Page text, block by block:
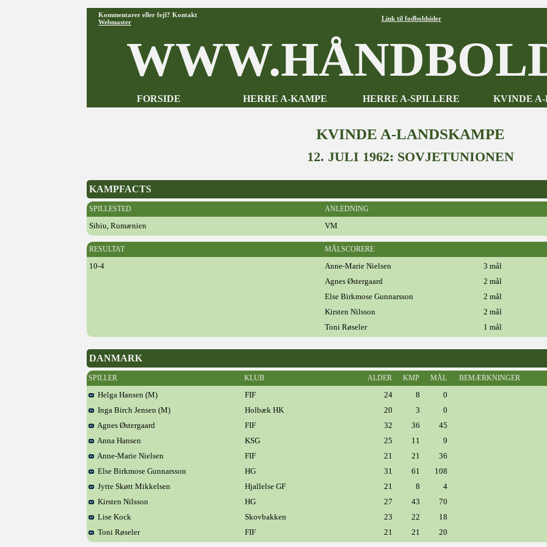
Kommentarer eller fejl? Kontakt
Webmaster
Link til fodboldsider
FORSIDE HERRE A-KAMPE HERRE A-SPILLERE KVINDE
KVINDE A-LANDSKAMPE
12. JULI 1962: SOVJETUNIONEN
KAMPFACTS
SPILLESTED ANLEDNING
Sibiu, Rumænien VM
RESULTAT MÅLSCORERE
10-4 Anne-Marie Nielsen
3 mål
Agnes Østergaard
2 mål
Else Birkmose Gunnarsson
2 mål
Kirsten Nilsson
2 mål
Toni Røseler
1 mål
DANMARK
SPILLER KLUB ALDER KMP MÅL BEMÆRKNINGER
Helga Hansen (M) FIF 24 8
0
Inga Birch Jensen (M)
Holbæk HK 20 3
0
Agnes Østergaard
FIF 32 36
45
Anna Hansen
KSG 25 11
9
Anne-Marie Nielsen
FIF 21 21
36
Else Birkmose Gunnarsson
HG 31 61
108
Jytte Skøtt Mikkelsen
Hjallelse GF 21 8
4
Kirsten Nilsson
HG 27 43
70
Lise Kock
Skovbakken 23 22
18
Toni Røseler
FIF 21 21 20